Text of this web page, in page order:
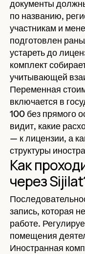
документы
по названию,
участникам и
подготовлен
устареть до
комплект
учитывающей
Переменная
включается в
100 без прямого
видит, какие
— к лицензии, а
структуры
Как
через
запись, которая
работе.
помещения
Иностранная